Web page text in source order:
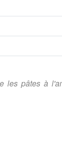
les pâtes à